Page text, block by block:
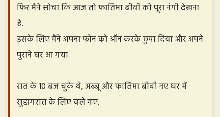
फिर मैने सोचा कि आज तो फातिमा बीवी को पूरा नंगी देखना
है.
इसके लिए मैंने अपना फोन को ऑन करके छुपा दिया और अपने
पुराने घर आ गया.
रात के 10 बज चुके थे, अब्बू और फातिमा बीवी नए घर में
सुहागरात के लिए चले गए.